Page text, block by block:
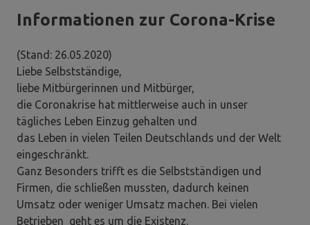
Informationen zur Corona-Krise
(Stand: 26.05.2020)
Liebe Selbstständige,
liebe Mitbürgerinnen und Mitbürger,
die Coronakrise hat mittlerweise auch in unser
tägliches Leben Einzug gehalten und
das Leben in vielen Teilen Deutschlands und der Welt
eingeschränkt.
Ganz Besonders trifft es die Selbstständigen und
Firmen, die schließen mussten, dadurch keinen
Umsatz oder weniger Umsatz machen. Bei vielen
Betrieben geht es um die Existenz.